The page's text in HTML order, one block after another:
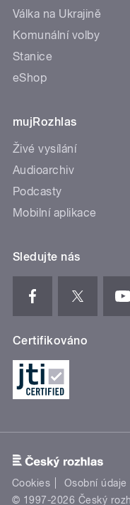
Válka na Ukrajině
Komunální volby
Stanice
eShop
mujRozhlas
Živé vysílání
Audioarchiv
Podcasty
Mobilní aplikace
Sledujte nás
Certifikováno
Cookies Osobní údaje
© 1997-2026 Český